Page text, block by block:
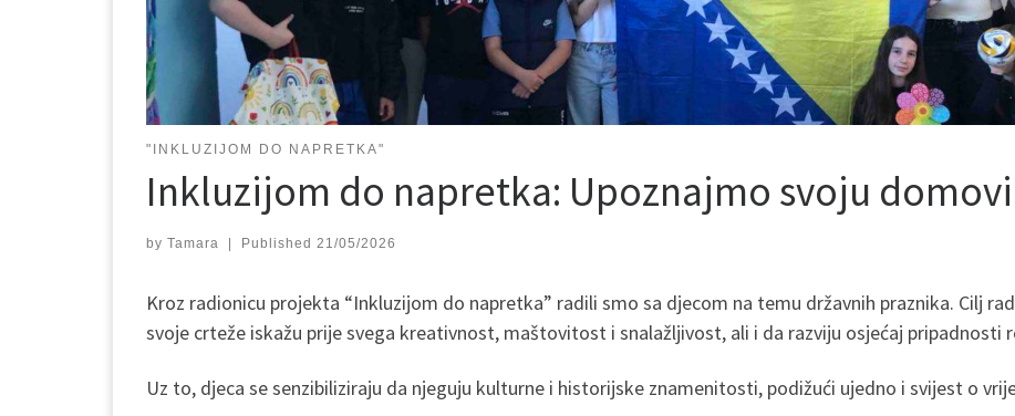
"INKLUZIJOM DO NAPRETKA"
Inkluzijom do napretka: Upoznajmo svoju
by Tamara Published 21/05/2026
Kroz radionicu projekta “Inkluzijom do napretka” radili smo sa djecom na temu državnih praznika. Cilj
svoje crteže iskažu prije svega kreativnost, maštovitost i snalažljivost, ali i da razviju osjećaj pripadnosti
Uz to, djeca se senzibiliziraju da njeguju kulturne i historijske znamenitosti, podižući ujedno i svijest o